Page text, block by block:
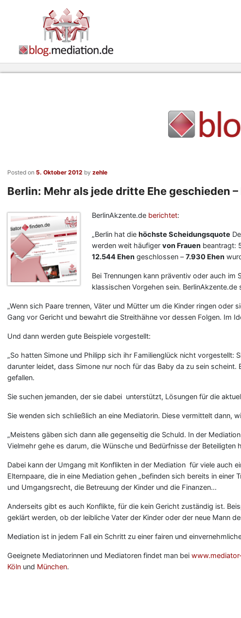
Berlin: Mehr als jede dritte Ehe geschieden
Posted on 5. Oktober 2012 by zehle
BerlinAkzente.de berichtet:
„Berlin hat die höchste Scheidungsquote
werden weit häufiger von Frauenbeantragt:
12.544 Ehengeschlossen –7.930 Ehen
Bei Trennungen kann präventiv oder auch
klassischen Vorgehen sein. BerlinAkzente.de
„Wenn sich Paare trennen, Väter und Mütter um die Kinder ringen
Gang vor Gericht und bewahrt die Streithähne vor dessen Folgen. Im
Und dann werden gute Beispiele vorgestellt:
„So hatten Simone und Philipp sich ihr Familienglück nicht
darunter leidet, dass Simone nur noch für das Baby da zu sein
gefallen.
Sie suchen jemanden, der sie dabei unterstützt, Lösungen für die
Sie wenden sich schließlich an eine Mediatorin. Diese vermittelt dann,
„Meistens gäben sich dann alle gegenseitig die Schuld. In der
Vielmehr gehe es darum, die Wünsche und Bedürfnisse der
Dabei kann der Umgang mit Konflikten in der Mediation für viele auch
Elternpaare, die in eine Mediation gehen „befinden sich bereits in
und Umgangsrecht, die Betreuung der Kinder und die Finanzen…
Anderseits gibt es auch Konflikte, für die kein Gericht zuständig ist.
geklärt werden, ob der leibliche Vater der Kinder oder der neue Mann
Mediation ist in jedem Fall ein Schritt zu einer fairen und
Geeignete Mediatorinnen und Mediatoren findet man bei
Köln und München.